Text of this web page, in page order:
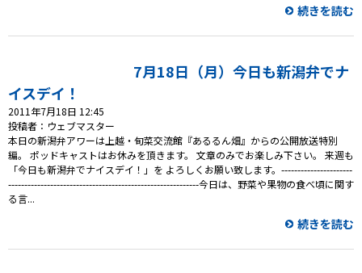
続きを読む
7月18日（月）今日も新潟弁でナ
イスデイ！
2011年7月18日 12:45
投稿者：ウェブマスター
本日の新潟弁アワーは上越・旬菜交流館『あるるん畑』からの公開放送特別
編。 ポッドキャストはお休みを頂きます。 文章のみでお楽しみ下さい。 来週も
「今日も新潟弁でナイスデイ！」を よろしくお願い致します。----------------------
-----------------------------------------------------------今日は、野菜や果物の食べ頃に関す
る言...
続きを読む